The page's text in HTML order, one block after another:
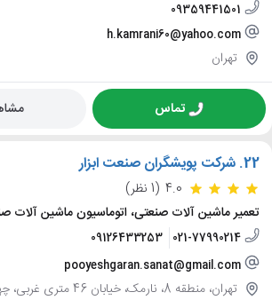
09359441501
h.kamrani60@yahoo.com
تهران
تماس
22. شرکت پویشگران صنعت ابزار
4.0 (1 نظر)
تعمیر ماشین آلات صنعتی، اتوماسیون ماشین آلات
021-77990214
09126433253
pooyeshgaran.sanat@gmail.com
تهران، منطقه 8، نارمک، خیابان 46 متری غربی، چهارراه آبادان، پلاک 339